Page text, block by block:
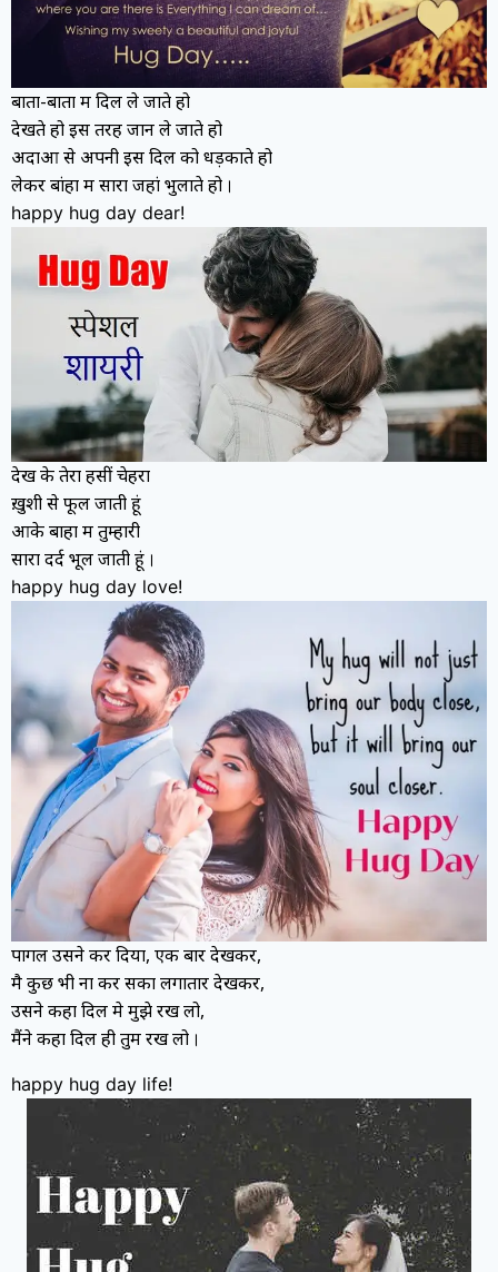
बातों-बातों में दिल ले जाते हो
देखते हो इस तरह जान ले जाते हो
अदाओं से अपनी इस दिल को धड़काते हो
लेकर बांहों में सारा जहां भुलाते हो ।
happy hug day dear!
देख के तेरा हसीं चेहरा
ख़ुशी से फूल जाती हूं
आके बाहों में तुम्हारी
सारा दर्द भूल जाती हूं ।
happy hug day love!
पागल उसने कर दिया, एक बार देखकर,
मै कुछ भी ना कर सका लगातार देखकर,
उसने कहा दिल मे मुझे रख लो,
मैंने कहा दिल ही तुम रख लो ।
happy hug day life!